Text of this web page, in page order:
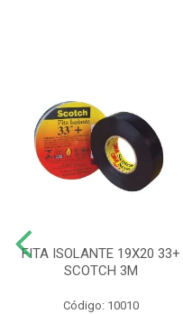
FITA ISOLANTE 19X20 33+
SCOTCH 3M
Código: 10010